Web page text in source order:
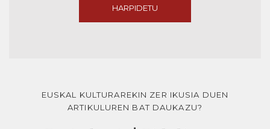
HARPIDETU
EUSKAL KULTURAREKIN ZER IKUSIA DUEN
ARTIKULUREN BAT DAUKAZU?